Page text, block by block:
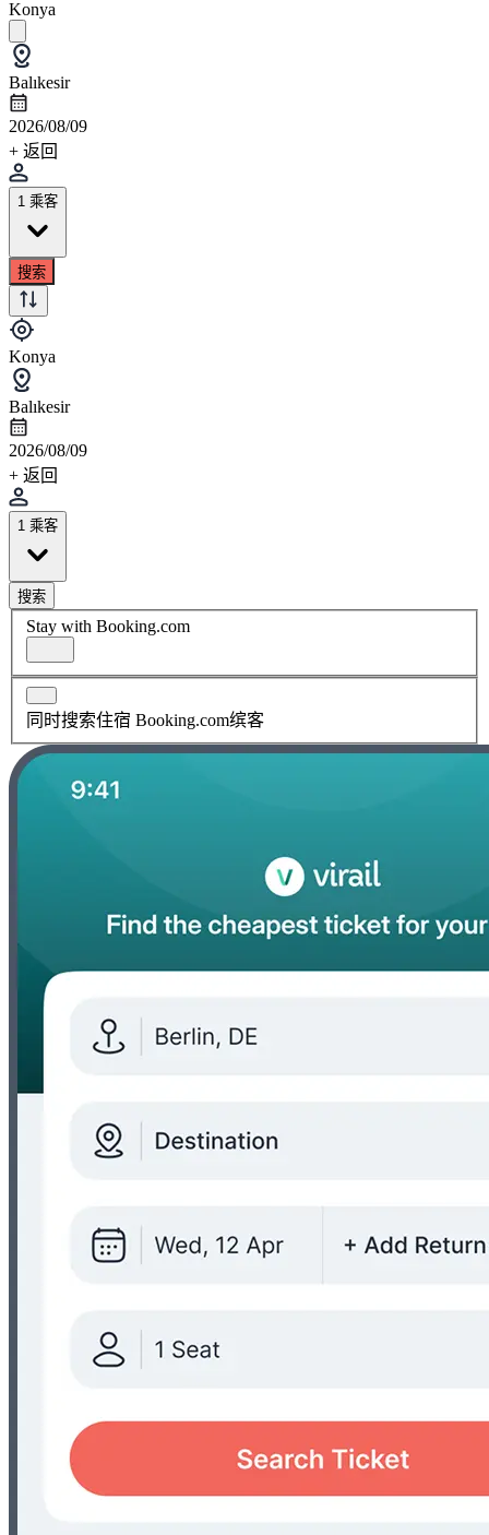
Konya
Balıkesir
2026/08/09
+ 返回
1 乘客
搜索
Konya
Balıkesir
2026/08/09
+ 返回
1 乘客
搜索
Stay with Booking.com
同时搜索住宿 Booking.com缤客